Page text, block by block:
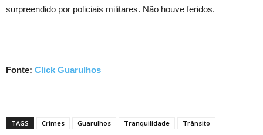
surpreendido por policiais militares. Não houve feridos.
Fonte: Click Guarulhos
TAGS Crimes Guarulhos Tranquilidade Trânsito